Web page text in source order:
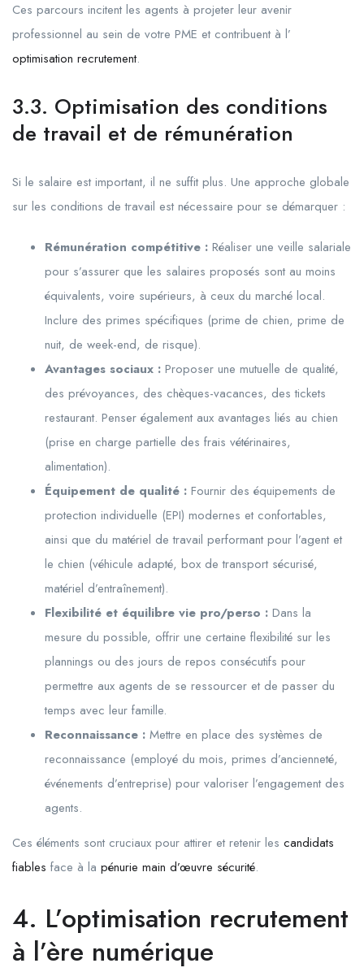
Ces parcours incitent les agents à projeter leur avenir
professionnel au sein de votre PME et contribuent à l’
optimisation recrutement.
3.3. Optimisation des conditions
de travail et de rémunération
Si le salaire est important, il ne suffit plus. Une approche globale
sur les conditions de travail est nécessaire pour se démarquer :
Rémunération compétitive : Réaliser une veille salariale
pour s’assurer que les salaires proposés sont au moins
équivalents, voire supérieurs, à ceux du marché local.
Inclure des primes spécifiques (prime de chien, prime de
nuit, de week-end, de risque).
Avantages sociaux : Proposer une mutuelle de qualité,
des prévoyances, des chèques-vacances, des tickets
restaurant. Penser également aux avantages liés au chien
(prise en charge partielle des frais vétérinaires,
alimentation).
Équipement de qualité : Fournir des équipements de
protection individuelle (EPI) modernes et confortables,
ainsi que du matériel de travail performant pour l’agent et
le chien (véhicule adapté, box de transport sécurisé,
matériel d’entraînement).
Flexibilité et équilibre vie pro/perso : Dans la
mesure du possible, offrir une certaine flexibilité sur les
plannings ou des jours de repos consécutifs pour
permettre aux agents de se ressourcer et de passer du
temps avec leur famille.
Reconnaissance : Mettre en place des systèmes de
reconnaissance (employé du mois, primes d’ancienneté,
événements d’entreprise) pour valoriser l’engagement des
agents.
Ces éléments sont cruciaux pour attirer et retenir les candidats
fiables face à la pénurie main d’œuvre sécurité.
4. L’optimisation recrutement
à l’ère numérique